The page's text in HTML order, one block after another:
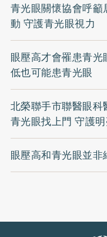
青光眼關懷協會呼
動 守護青光眼視力
眼壓高才會罹患青
低也可能患青光眼
北榮聯手市聯醫眼
青光眼找上門 守護
眼壓高和青光眼並非